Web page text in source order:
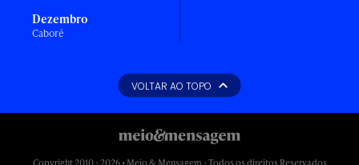
Dezembro
Caboré
VOLTAR AO TOPO
Copyright 2010 - 2026 • Meio & Mensagem - Todos os direitos Reservados